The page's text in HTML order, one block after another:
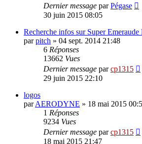
Dernier message parPégase
30 juin 2015 08:05
Recherche infos sur Super
parpitch » 04 sept. 2014 21:48
6 Réponses
13662 Vues
Dernier message parcp1315
29 juin 2015 22:10
logos
parAERODYNE » 18 mai 2015
1 Réponses
9234 Vues
Dernier message parcp1315
18 mai 2015 21:47